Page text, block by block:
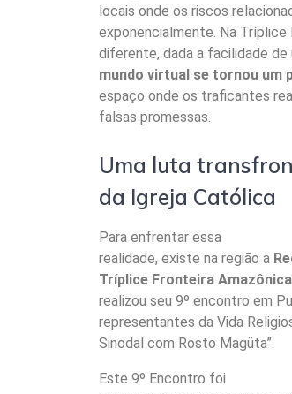
locais onde os riscos
exponencialmente. Na Tríplice
diferente, dada a facilidade
mundo virtual se tornou um
espaço onde os traficantes
falsas promessas.
Uma luta
da Igreja Católica
Para enfrentar essa
realidade, existe na região a
Tríplice Fronteira
realizou seu 9º encontro em
representantes da Vida
Sinodal com Rosto Magüta”.
Este 9º Encontro foi